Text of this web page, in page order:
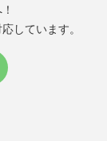
しています。